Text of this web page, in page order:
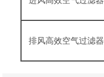
排风高效空气过滤器